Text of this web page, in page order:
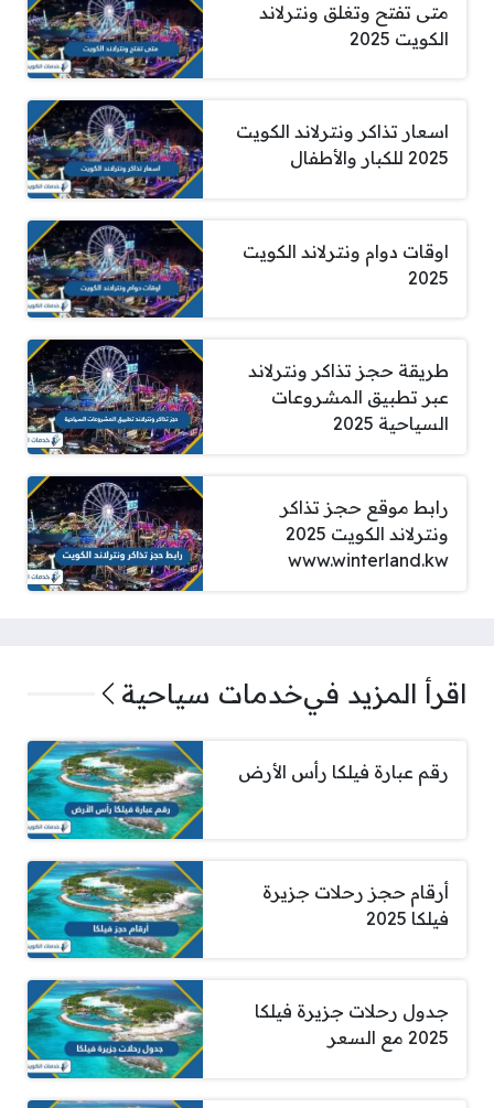
متى تفتح وتغلق ونترلاند
الكويت 2025
اسعار تذاكر ونترلاند الكويت
2025 للكبار والأطفال
اوقات دوام ونترلاند الكويت
2025
طريقة حجز تذاكر ونترلاند
عبر تطبيق المشروعات
السياحية 2025
رابط موقع حجز تذاكر
ونترلاند الكويت 2025
www.winterland.kw
اقرأ المزيد فيخدمات سياحية
رقم عبارة فيلكا رأس الأرض
أرقام حجز رحلات جزيرة
فيلكا 2025
جدول رحلات جزيرة فيلكا
2025 مع السعر